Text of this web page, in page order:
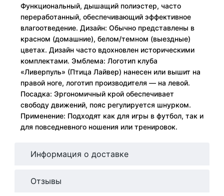
Функциональный, дышащий полиэстер, часто
переработанный, обеспечивающий эффективное
влагоотведение. Дизайн: Обычно представлены в
красном (домашние), белом/темном (выездные)
цветах. Дизайн часто вдохновлен историческими
комплектами. Эмблема: Логотип клуба
«Ливерпуль» (Птица Лайвер) нанесен или вышит на
правой ноге, логотип производителя — на левой.
Посадка: Эргономичный крой обеспечивает
свободу движений, пояс регулируется шнурком.
Применение: Подходят как для игры в футбол, так и
для повседневного ношения или тренировок.
Информация о доставке
Отзывы